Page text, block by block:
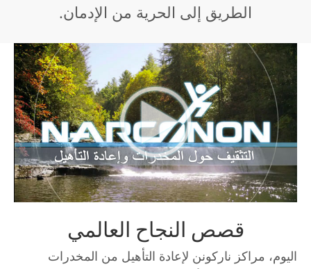
الطريق إلى الحرية من الإدمان.
قصص النجاح العالمي
اليوم، مراكز ناركونن لإعادة التأهيل من المخدرات